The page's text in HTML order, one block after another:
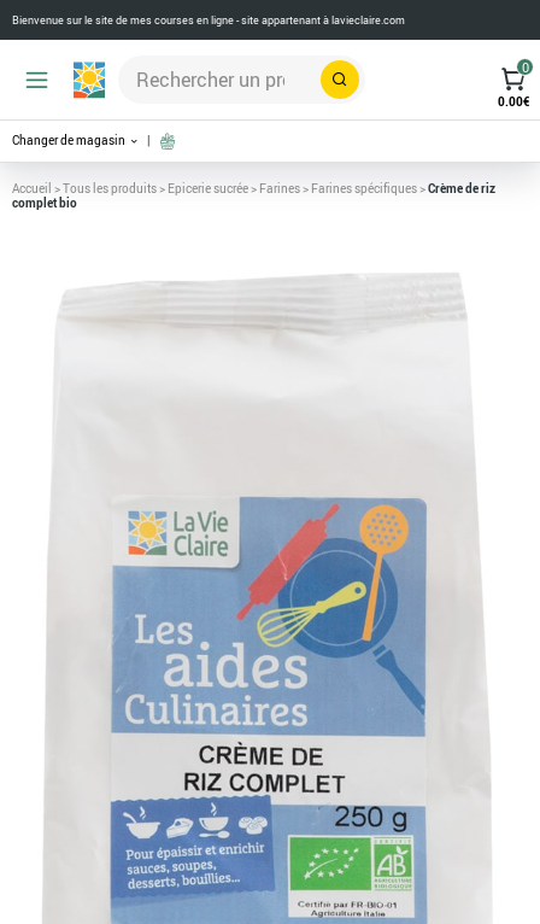
Bienvenue sur le site de mes courses en ligne - site appartenant àlavieclaire.com
Rechercher
0
0.00€
Changer de magasin
Accueil >Tous les produits> Epicerie sucrée> Farines> Farines spécifiques>Crème de riz
complet bio